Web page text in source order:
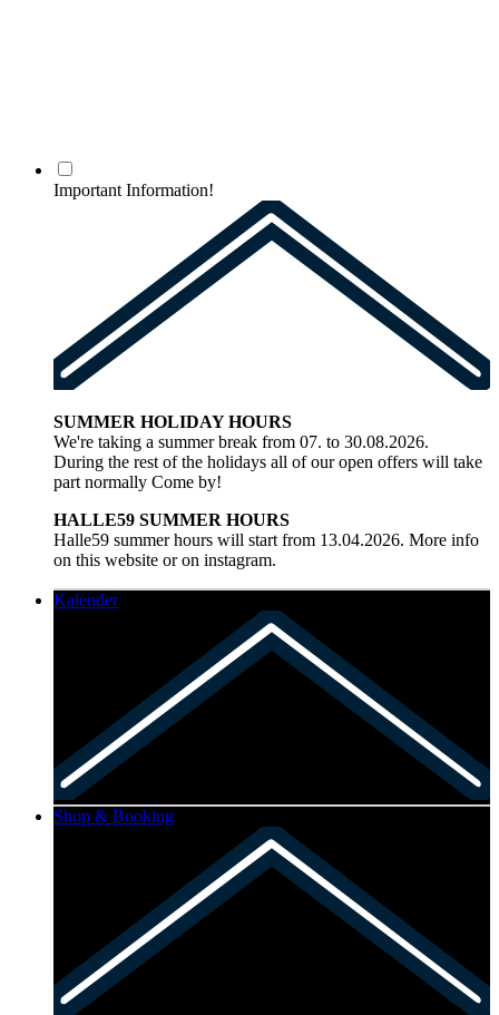
Important Information!
SUMMER HOLIDAY HOURS
We're taking a summer break from 07. to 30.08.2026.
During the rest of the holidays all of our open offers will take
part normally Come by!
HALLE59 SUMMER HOURS
Halle59 summer hours will start from 13.04.2026. More info
on this website or on instagram.
Kalender
Shop & Booking